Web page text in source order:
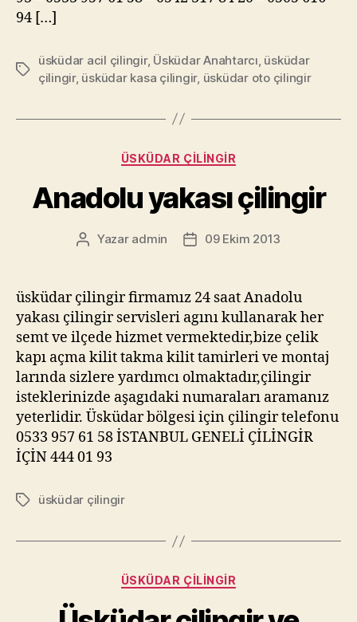
94 […]
Etiketler
üsküdar acil çilingir, Üsküdar Anahtarcı üsküdar
çilingir, üsküdar kasa çilingir, üsküdar oto çilingir
Kategoriler
ÜSKÜDAR ÇILINGIR
Anadolu yakası çilingir
Yazının
Yazar admin
Yazı09 Ekim 2013
üsküdar çilingir firmamız 24 saat Anadolu
yakası çilingir servisleri agını kullanarak her
semt ve ilçede hizmet vermektedir,bize çelik
kapı açma kilit takma kilit tamirleri ve montaj
larında sizlere yardımcı olmaktadır,çilingir
isteklerinizde aşagıdaki numaraları aramanız
yeterlidir. Üsküdar bölgesi için çilingir telefonu
0533 957 61 58 İSTANBUL GENELİ ÇİLİNGİR
İÇİN 444 01 93
Etiketlerüsküdar çilingir
Kategoriler
ÜSKÜDAR ÇILINGIR